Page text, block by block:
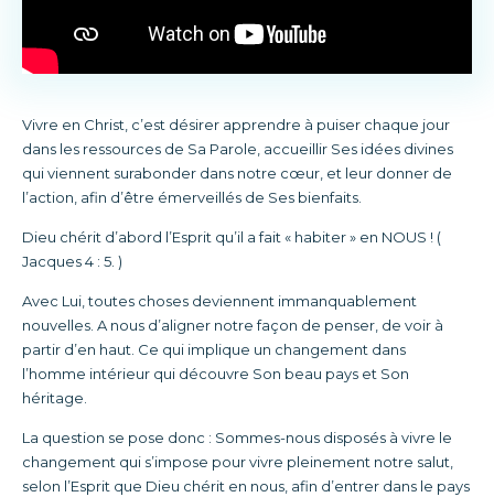
Vivre en Christ, c’est désirer apprendre à puiser chaque jour
dans les ressources de Sa Parole, accueillir Ses idées divines
qui viennent surabonder dans notre cœur, et leur donner de
l’action, afin d’être émerveillés de Ses bienfaits.
Dieu chérit d’abord l’Esprit qu’il a fait « habiter » en NOUS ! (
Jacques 4 : 5. )
Avec Lui, toutes choses deviennent immanquablement
nouvelles. A nous d’aligner notre façon de penser, de voir à
partir d’en haut. Ce qui implique un changement dans
l’homme intérieur qui découvre Son beau pays et Son
héritage.
La question se pose donc : Sommes-nous disposés à vivre le
changement qui s’impose pour vivre pleinement notre salut,
selon l’Esprit que Dieu chérit en nous, afin d’entrer dans le pays